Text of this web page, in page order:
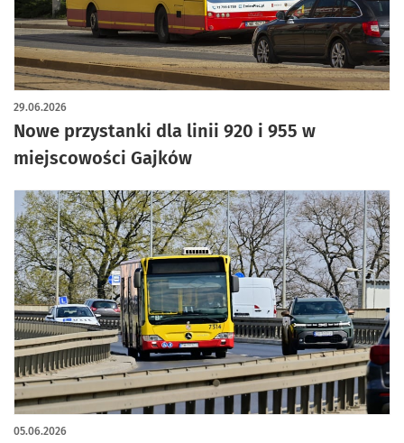
Nowe przystanki dla linii 920 i 955 w
miejscowości Gajków
29.06.2026
05.06.2026